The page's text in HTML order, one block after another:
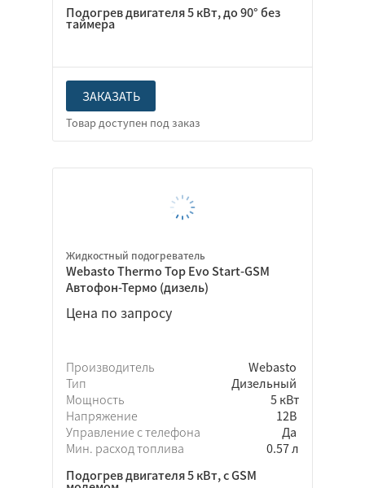
Подогрев двигателя 5 кВт, до 90° без
таймера
ЗАКАЗАТЬ
Жидкостный подогреватель
Webasto Thermo Top Evo Start-GSM
Автофон-Термо (дизель)
Цена по запросу
Производитель
Webasto
Тип
Дизельный
Мощность
5 кВт
Напряжение
12В
Управление с телефона
Да
Мин. расход топлива
0.57 л
Подогрев двигателя 5 кВт, с GSM